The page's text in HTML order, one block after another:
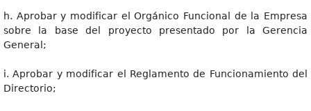
h. Aprobar y modificar el Orgánico Funcional de la Empresa
sobre la base del proyecto presentado por la Gerencia
General;
i. Aprobar y modificar el Reglamento de Funcionamiento del
Directorio;